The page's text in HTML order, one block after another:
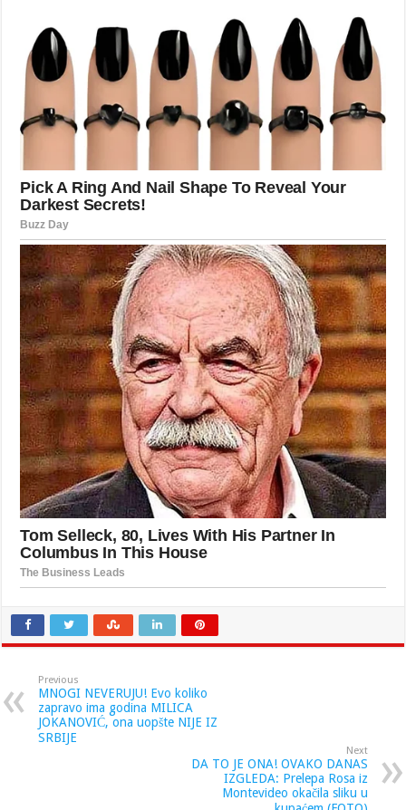
Previous
MNOGI NEVERUJU! Evo koliko
zapravo ima godina MILICA
JOKANOVIĆ, ona uopšte NIJE IZ
SRBIJE
Next
DA TO JE ONA! OVAKO DANAS
IZGLEDA: Prelepa Rosa iz
Montevideo okačila sliku u